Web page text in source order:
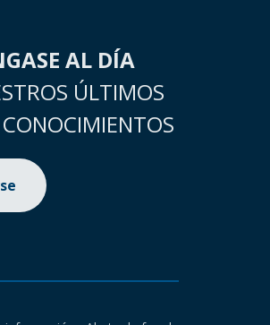
AL DÍA
ÚLTIMOS